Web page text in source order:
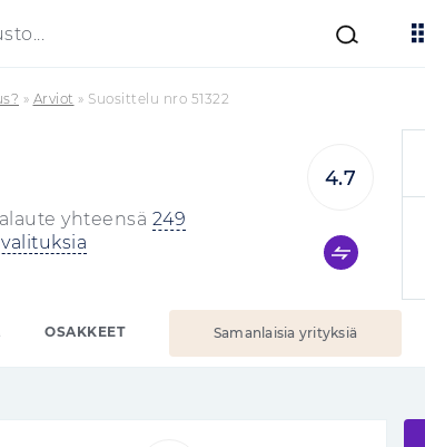
» Arviot » Suosittelu nro 51322
yhteensä 249
4.7
OSAKKEET Samanlaisia yrityksiä